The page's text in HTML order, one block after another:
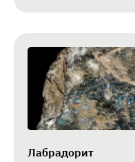
Лабрадорит